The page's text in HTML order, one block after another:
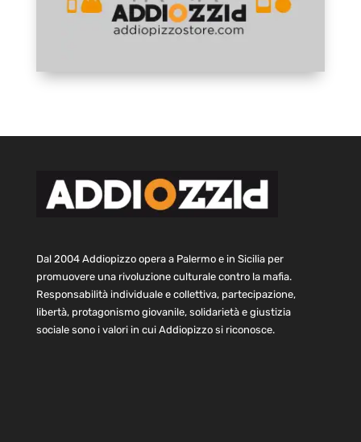
Dal 2004 Addiopizzo opera a Palermo e in Sicilia per
promuovere una rivoluzione culturale contro la mafia.
Responsabilità individuale e collettiva, partecipazione,
libertà, protagonismo giovanile, solidarietà e giustizia
sociale sono i valori in cui Addiopizzo si riconosce.